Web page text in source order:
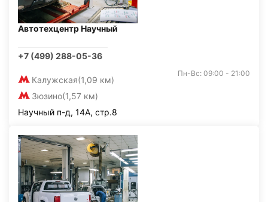
Автотехцентр Научный
+7 (499) 288-05-36
Калужская(1,09 км)
Зюзино(1,57 км)
Пн-Вс: 09:00 - 21:00
Научный п-д, 14А, стр.8